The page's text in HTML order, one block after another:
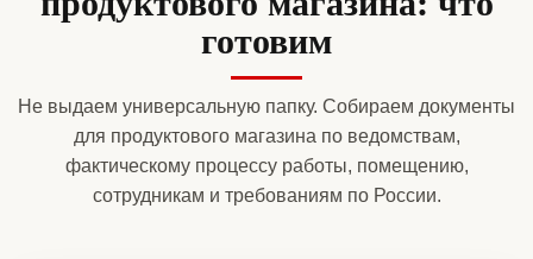
готовим
Не выдаем универсальную папку. Собираем документы
для продуктового магазина по ведомствам,
фактическому процессу работы, помещению,
сотрудникам и требованиям по России.